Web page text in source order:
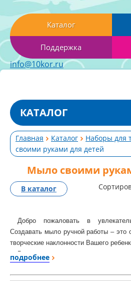
Каталог
Поддержка
info@10kor.ru
КАТАЛОГ
Главная Каталог Наборы для
своими руками для детей
Мыло своими
В каталог
Добро пожаловать в
Создавать мыло ручной работы – это
творческие наклонности Вашего
Все дети от природы очень
становятся, тем шире и сложнее их
сделать фигурное мыло своими
подробнее